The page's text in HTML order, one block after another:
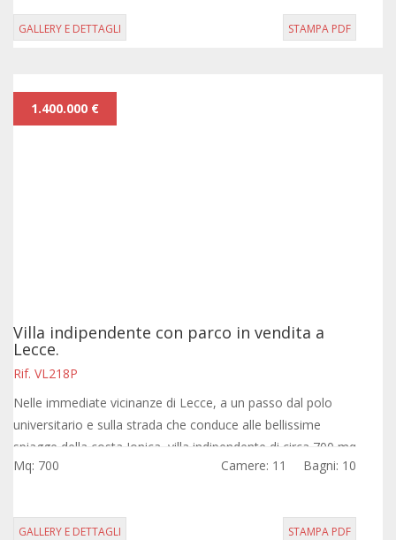
GALLERY E DETTAGLI STAMPA PDF
1.400.000 €
Villa indipendente con parco in vendita a
Lecce.
Rif. VL218P
Nelle immediate vicinanze di Lecce, a un passo dal polo
universitario e sulla strada che conduce alle bellissime
spiagge della costa Jonica, villa indipendente di circa 700 mq
su due livelli...
Mq: 700 Camere: 11 Bagni: 10
GALLERY E DETTAGLI STAMPA PDF